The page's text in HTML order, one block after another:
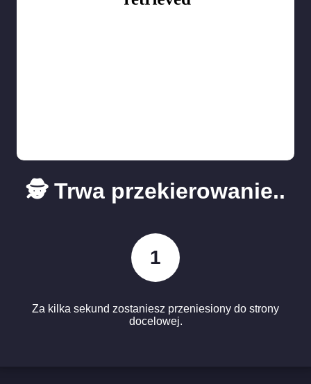
🕵️ Trwa przekierowanie..
1
Za kilka sekund zostaniesz przeniesiony do strony
docelowej.